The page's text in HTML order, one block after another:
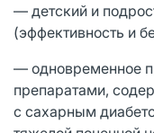
— детский и
(эффективность и
— одновременное
препаратами,
с сахарным